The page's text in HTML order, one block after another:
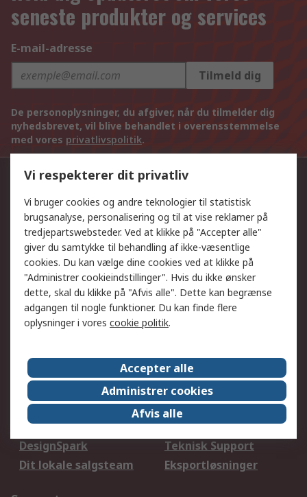
seneste produkter og services
E-mail-adresse
Tilmeld dig
De personoplysninger, du afgiver, når du tilmelder dig
nyhedsbrevet, vil blive behandlet i overensstemmelse
med vores privatlivspolitik.
Kontakt os
38 16 99 00
kunde@rsonline.dk
Følg os på
Vi accepterer
Serviceløsninger
Procurementløsninger
Udvidet sortiment
Kalibrering
Olietest og -analyse
DesignSpark
Teknisk Support
Dit lokale salgsteam
Eksportløsninger
Vi respekterer dit privatliv
Vi bruger cookies og andre teknologier til statistisk
brugsanalyse, personalisering og til at vise reklamer på
tredjepartswebsteder. Ved at klikke på "Accepter alle"
giver du samtykke til behandling af ikke-væsentlige
cookies. Du kan vælge dine cookies ved at klikke på
"Administrer cookieindstillinger". Hvis du ikke ønsker
dette, skal du klikke på "Afvis alle". Dette kan begrænse
adgangen til nogle funktioner. Du kan finde flere
oplysninger i vores cookie politik.
Accepter alle
Administrer cookies
Afvis alle